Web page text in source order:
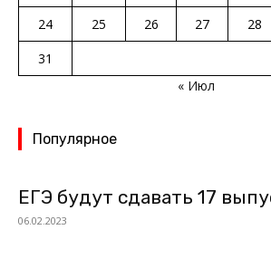
24
25 26 27 28
31
« Июл
Популярное
ЕГЭ будут сдавать 17
06.02.2023